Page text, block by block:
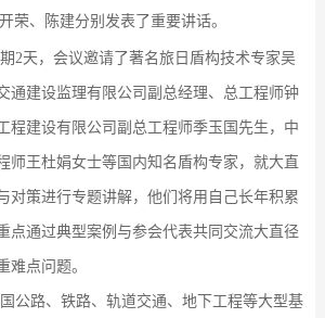
荣、陈建分别发表了重要讲话。
2天，会议邀请了著名旅日盾构技术专家吴
通建设监理有限公司副总经理、总工程师钟
程建设有限公司副总工程师季玉国先生，中
师王杜娟女士等国内知名盾构专家，就大直
对策进行专题讲解，他们将用自己长年积累
点通过典型案例与参会代表共同交流大直径
难点问题。
公路、铁路、轨道交通、地下工程等大型基